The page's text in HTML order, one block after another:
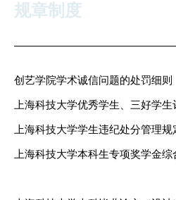
规章制度
创艺学院学术诚信问题的处罚细则
上海科技大学优秀学生、三好学
上海科技大学学生违纪处分管理规
上海科技大学本科生专项奖学金综